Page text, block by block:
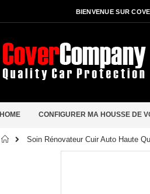
BIENVENUE SUR
HOME CONFIGURER MA HOUSSE DE
Accueil
Soin Rénovateur Cuir Auto Haute